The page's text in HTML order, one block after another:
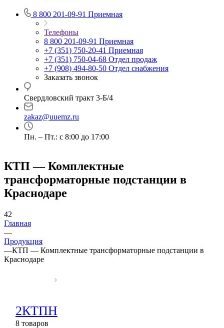
8 800 201-09-91 Приемная
Телефоны
8 800 201-09-91 Приемная
+7 (351) 750-20-41 Приемная
+7 (351) 750-04-68 Отдел продаж
+7 (908) 494-80-50 Отдел снабжения
Заказать звонок
Свердловский тракт 3-Б/4
zakaz@uuemz.ru
Пн. – Пт.: с 8:00 до 17:00
КТП — Комплектные
трансформаторные подстанции в
Краснодаре
42
Главная
—
Продукция
—КТП — Комплектные трансформаторные подстанции в
Краснодаре
2КТПН
8 товаров